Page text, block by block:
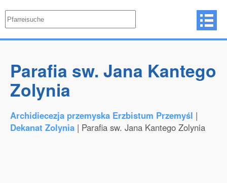
Parafia sw. Jana Kantego
Zolynia
Archidiecezja przemyska Erzbistum Przemyśl |
Dekanat Zolynia | Parafia sw. Jana Kantego Zolynia